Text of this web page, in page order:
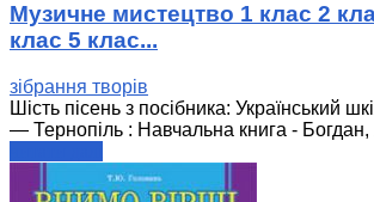
Музичне мистецтво 1 клас 2
клас 5 клас...
зібрання творів
Шість пісень з посібника: Український
— Тернопіль : Навчальна книга -